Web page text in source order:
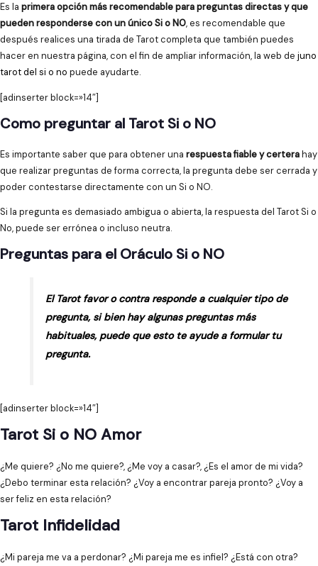
Es la primera opción más recomendable para preguntas directas y que
pueden responderse con un único Si o NO, es recomendable que
después realices una tirada de Tarot completa que también puedes
hacer en nuestra página, con el fin de ampliar información, la web de juno
tarot del si o no puede ayudarte.
[adinserter block=»14″]
Como preguntar al Tarot Si o NO
Es importante saber que para obtener una respuesta fiable y certerahay
que realizar preguntas de forma correcta, la pregunta debe ser cerrada y
poder contestarse directamente con un Si o NO.
Si la pregunta es demasiado ambigua o abierta, la respuesta del Tarot Si o
No, puede ser errónea o incluso neutra.
Preguntas para el Oráculo Si o NO
El Tarot favor o contra responde a cualquier tipo de
pregunta, si bien hay algunas preguntas más
habituales, puede que esto te ayude a formular tu
pregunta.
[adinserter block=»14″]
Tarot Si o NO Amor
¿Me quiere? ¿No me quiere?, ¿Me voy a casar?, ¿Es el amor de mi vida?
¿Debo terminar esta relación? ¿Voy a encontrar pareja pronto? ¿Voy a
ser feliz en esta relación?
Tarot Infidelidad
¿Mi pareja me va a perdonar? ¿Mi pareja me es infiel? ¿Está con otra?